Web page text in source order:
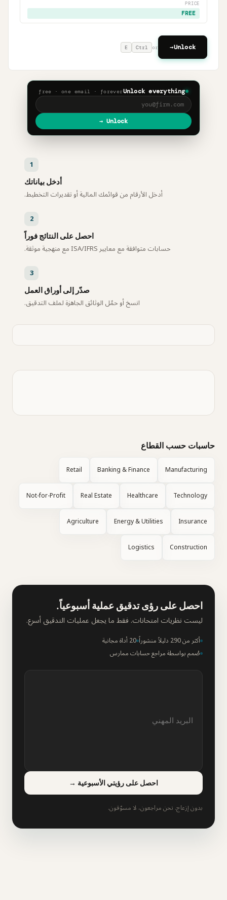
PRICE
FREE
Unlock
→
or
Ctrl
E
Unlock everything
free · one email · forever
Unlock →
1
أدخل بياناتك
أدخل الأرقام من قوائمك المالية أو تقديرات التخطيط.
2
احصل على النتائج فوراً
حسابات متوافقة مع معايير ISA/IFRS مع منهجية موثقة.
3
صدّر إلى أوراق العمل
انسخ أو حمّل الوثائق الجاهزة لملف التدقيق.
حاسبات حسب القطاع
Manufacturing
Banking & Finance
Retail
Technology
Healthcare
Real Estate
Not-for-Profit
Insurance
Energy & Utilities
Agriculture
Construction
Logistics
احصل على رؤى تدقيق عملية أسبوعياً.
ليست نظريات امتحانات. فقط ما يجعل عمليات التدقيق أسرع.
أكثر من 290 دليلاً منشوراً
20 أداة مجانية
صُمم بواسطة مراجع حسابات ممارس
احصل على رؤيتي الأسبوعية →
بدون إزعاج. نحن مراجعون، لا مسوّقون.